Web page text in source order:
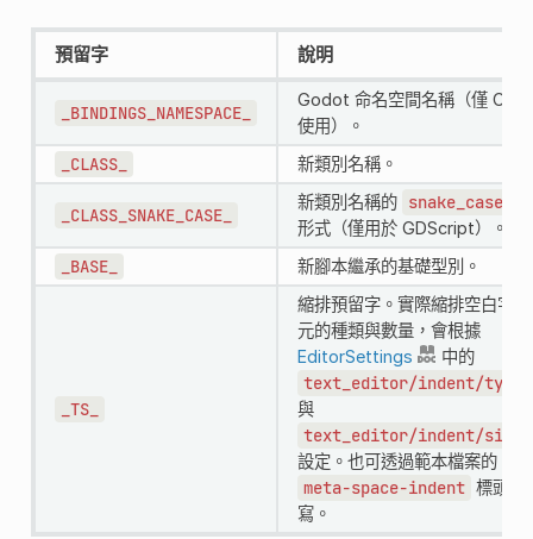
預留字 說明
_BINDINGS_NAMESPACE_
Godot 命名空間名稱（僅 C#
使用）。
_CLASS_ 新類別名稱。
_CLASS_SNAKE_CASE_
新類別名稱的 snake_case
形式（僅用於 GDScript）。
_BASE_ 新腳本繼承的基礎型別。
_TS_
縮排預留字。實際縮排空白字
元的種類與數量，會根據
EditorSettings
中的
text_editor/indent/type
與
text_editor/indent/size
設定。也可透過範本檔案的
meta-space-indent 標頭覆
寫。